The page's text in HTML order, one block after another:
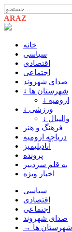
ARAZ
خانه
سیاسی
اقتصادی
اجتماعی
صدای شهروند
↓ شهرستان ها
↓ ارومیه
↓ ورزشی
↓ والیبال
فرهنگ و هنر
دریاچه ارومیه
آنادیلیمیز
پرونده
به قلم سردبیر
اخبار ویژه
سیاسی
اقتصادی
اجتماعی
صدای شهروند
→ شهرستان ها